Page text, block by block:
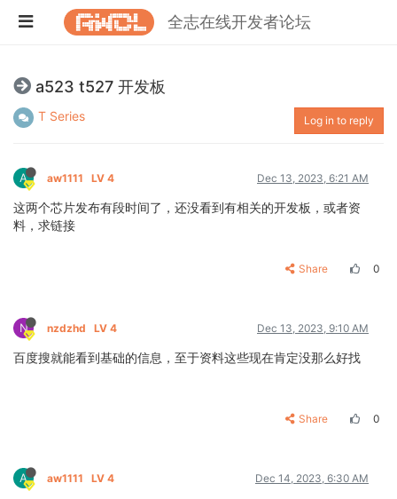
全志在线开发者论坛
a523 t527 开发板
T Series Log in to reply
A aw1111 LV 4 Dec 13, 2023, 6:21 AM
这两个芯片发布有段时间了，还没看到有相关的开发板，或者资
料，求链接
Share 0
N nzdzhd LV 4 Dec 13, 2023, 9:10 AM
百度搜就能看到基础的信息，至于资料这些现在肯定没那么好找
Share 0
A aw1111 LV 4 Dec 14, 2023, 6:30 AM